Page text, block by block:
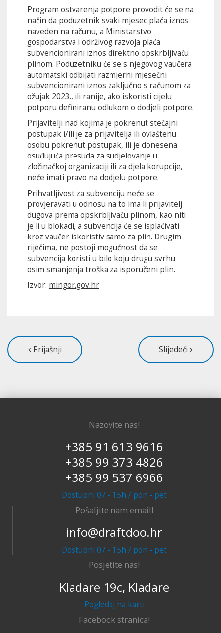
Program ostvarenja potpore provodit će se na
način da poduzetnik svaki mjesec plaća iznos
naveden na računu, a Ministarstvo
gospodarstva i održivog razvoja plaća
subvencionirani iznos direktno opskrbljivaču
plinom. Poduzetniku će se s njegovog vaučera
automatski odbijati razmjerni mjesečni
subvencionirani iznos zaključno s računom za
ožujak 2023., ili ranije, ako iskoristi cijelu
potporu definiranu odlukom o dodjeli potpore.
Prijavitelji nad kojima je pokrenut stečajni
postupak i/ili je za prijavitelja ili ovlaštenu
osobu pokrenut postupak, ili je donesena
osuđujuća presuda za sudjelovanje u
zločinačkoj organizaciji ili za djela korupcije,
neće imati pravo na dodjelu potpore.
Prihvatljivost za subvenciju neće se
provjeravati u odnosu na to ima li prijavitelj
dugova prema opskrbljivaču plinom, kao niti
je li u blokadi, a subvencija će se isplaćivati
kroz vaučer iskoristiv samo za plin. Drugim
riječima, ne postoji mogućnost da se
subvencija koristi u bilo koju drugu svrhu
osim smanjenja troška za isporučeni plin.
Izvor: mingor.gov.hr
Prijašnji Slijedeći
Nazovite nas!
+385 91 613 9616
+385 99 373 4826
+385 99 537 6966
Dostupni 07 - 15h / pon - pet
Pošaljite nam email!
info@draftdoo.hr
Dostupni 07 - 15h / pon - pet
Posjetite nas!
Kladare 19c, Kladare
Pogledaj na karti
Facebook stranica!